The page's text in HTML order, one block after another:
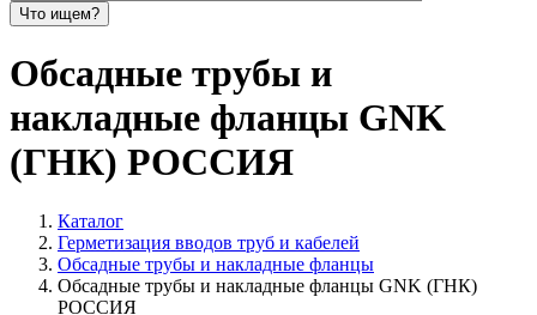
Обсадные трубы и
накладные фланцы GNK
(ГНК) РОССИЯ
Каталог
Герметизация вводов труб и кабелей
Обсадные трубы и накладные фланцы
Обсадные трубы и накладные фланцы GNK (ГНК)
РОССИЯ